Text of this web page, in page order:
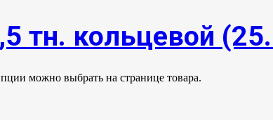
тн. кольцевой
можно выбрать на странице товара.